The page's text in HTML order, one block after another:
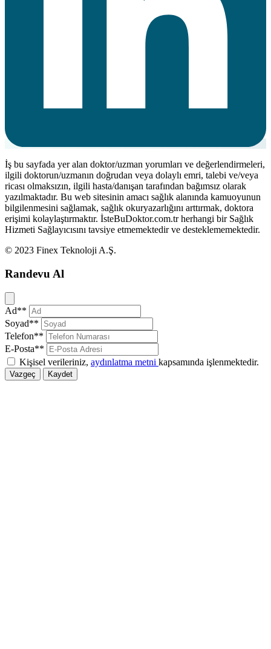
İş bu sayfada yer alan doktor/uzman yorumları ve değerlendirmeleri,
ilgili doktorun/uzmanın doğrudan veya dolaylı emri, talebi ve/veya
ricası olmaksızın, ilgili hasta/danışan tarafından bağımsız olarak
yazılmaktadır. Bu web sitesinin amacı sağlık alanında kamuoyunun
bilgilenmesini sağlamak, sağlık okuryazarlığını arttırmak, doktora
erişimi kolaylaştırmaktır. İsteBuDoktor.com.tr herhangi bir Sağlık
Hizmeti Sağlayıcısını tavsiye etmemektedir ve desteklememektedir.
© 2023 Finex Teknoloji A.Ş.
Randevu Al
Kapat
Ad**
Soyad**
Telefon**
E-Posta**
Kişisel verileriniz, aydınlatma metni kapsamında işlenmektedir.
Vazgeç Kaydet